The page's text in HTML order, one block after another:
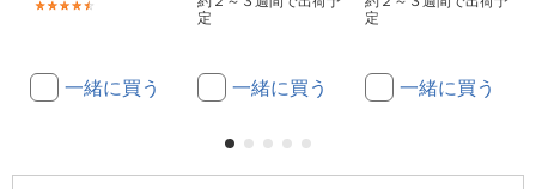
一緒に買う
定
一緒に買う
定
一緒に買う